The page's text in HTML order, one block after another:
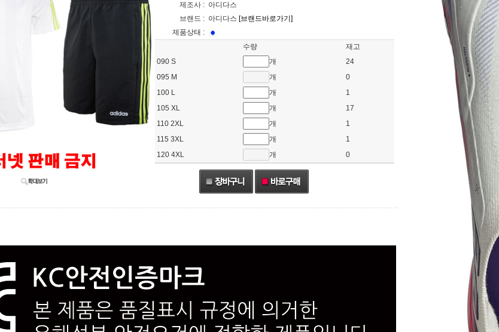
제조사 : 아디다스
브랜드 : 아디다스 [브랜드바로가기]
제품상태 :
수량
재고
090 S
개
24
095 M
개
0
100 L
개
1
105 XL
개
17
110 2XL
개
1
115 3XL
개
1
120 4XL
개 0